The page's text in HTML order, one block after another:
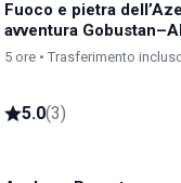
Fuoco e pietra
avventura
5 ore • Trasferimento
5.0(3)